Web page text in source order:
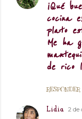
¡Qué
cocina
plato
Me ha
de rico
RESPONDER
Lidia 2 de